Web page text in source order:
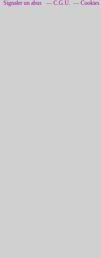
Signaler un abus C.G.U. Cookies